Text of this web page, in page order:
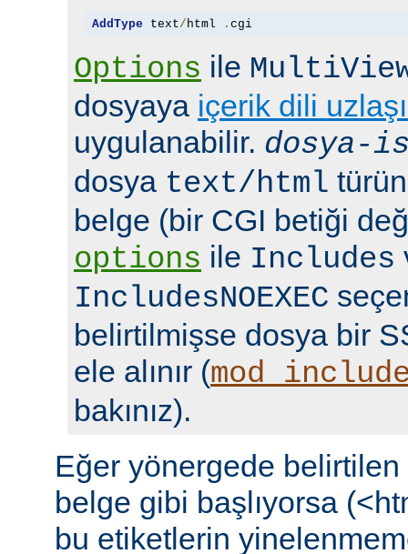
AddType text/ html . cgi
Options ile
dosyaya içerik dili
uygulanabilir. dosya-
dosya text/html
belge (bir CGI betiği
options ile Includes
IncludesNOEXEC
belirtilmişse dosya bir
ele alınır (
bakınız).
Eğer yönergede
belge gibi başlıyorsa
bu etiketlerin